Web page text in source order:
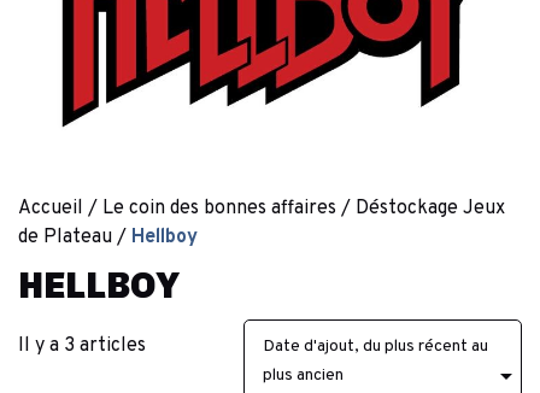
Accueil Le coin des bonnes affaires
Déstockage Jeux
de Plateau
Hellboy
HELLBOY
Il y a 3 articles
Date d'ajout, du plus récent au
plus ancien
